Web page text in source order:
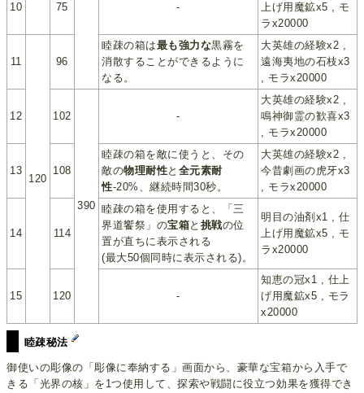
10 75 -
上げ用魔鉱x5 , モ
ラx20000
11
120
96
睦疎の箱は最も強力な黒霧を
消散することができるように
なる。
大英雄の経験x2 ,
遠海夷地の石枝x3
, モラx20000
12 102
390
-
大英雄の経験x2 ,
鳴神御霊の歓喜x3
, モラx20000
13 108
睦疎の箱を敵に使うと、その
敵の物理耐性と 全元素耐
性-20%、継続時間30秒。
大英雄の経験x2 ,
今昔劇画の虎牙x3
, モラx20000
14 114
睦疎の箱を使用すると、「三
界道饗祭」の宝箱と 挑戦の位
置が直ちに表示される
(最大50個同時に表示される)。
明目の油剤x1 , 仕
上げ用魔鉱x5 , モ
ラx20000
15 120 -
知恵の冠x1 , 仕上
げ用魔鉱x5 , モラ
x20000
睦疎秘法
御使いの彫像の「彫像に奉納する」画面から、豪華な宝箱から入手で
きる「光界の核」を1つ使用して、探索や戦闘に役立つ効果を獲得でき